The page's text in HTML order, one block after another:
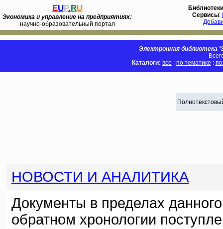
EUP.RU
Экономика и управление на предприятиях:
научно-образовательный портал
Библиотеки
Сервисы:
Электронная библиотека
Каталоги: все : по тематике :
НОВОСТИ И АНАЛИТИКА
Документы в пределах
обратном хронологии